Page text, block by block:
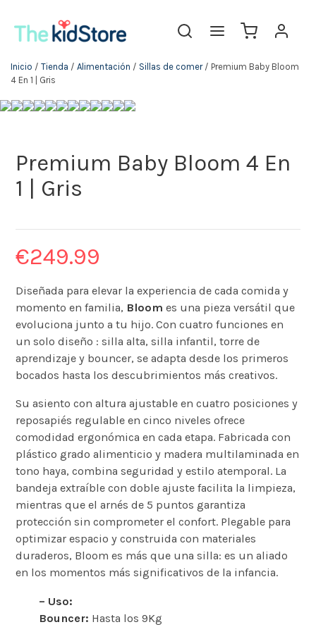
Inicio / Tienda / Alimentación / Sillas de comer/ Premium Baby Bloom
4 En 1 | Gris
Premium Baby Bloom 4 En
1 | Gris
€249.99
Diseñada para elevar la experiencia de cada comida y
momento en familia, Bloom es una pieza versátil que
evoluciona junto a tu hijo. Con cuatro funciones en
un solo diseño : silla alta, silla infantil, torre de
aprendizaje y bouncer, se adapta desde los primeros
bocados hasta los descubrimientos más creativos.
Su asiento con altura ajustable en cuatro posiciones y
reposapiés regulable en cinco niveles ofrece
comodidad ergonómica en cada etapa. Fabricada con
plástico grado alimenticio y madera multilaminada en
tono haya, combina seguridad y estilo atemporal. La
bandeja extraíble con doble ajuste facilita la limpieza,
mientras que el arnés de 5 puntos garantiza
protección sin comprometer el confort. Plegable para
optimizar espacio y construida con materiales
duraderos, Bloom es más que una silla: es un aliado
en los momentos más significativos de la infancia.
– Uso:
Bouncer: Hasta los 9Kg